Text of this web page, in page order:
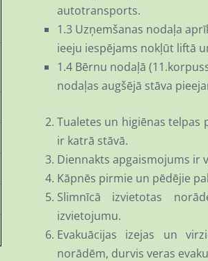
autotransports.
1.3 Uzņemšanas nodaļa
ieeju iespējams nokļūt liftā
1.4 Bērnu nodaļā
nodaļas augšējā stāva
Tualetes un higiēnas
ir katrā stāvā.
Diennakts apgaismojums ir
Kāpnēs pirmie un pēdējie
Slimnīcā izvietotas
izvietojumu.
Evakuācijas izejas un
norādēm, durvis veras